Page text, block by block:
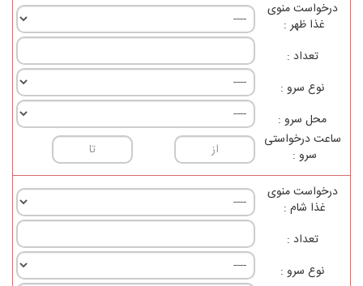
درخواست منوی
غذا ظهر :
تعداد :
نوع سرو :
محل سرو :
ساعت درخواستی
سرو :
درخواست منوی
غذا شام :
تعداد :
نوع سرو :